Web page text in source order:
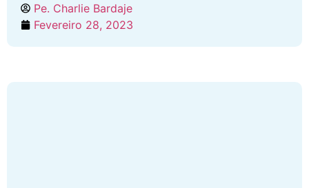
Pe. Charlie Bardaje
Fevereiro 28, 2023